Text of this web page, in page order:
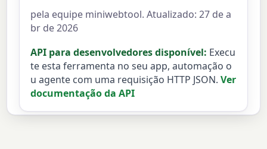
pela equipe miniwebtool. Atualizado: 27 de a
br de 2026
API para desenvolvedores disponível: Execu
te esta ferramenta no seu app, automação o
u agente com uma requisição HTTP JSON. Ver
documentação da API